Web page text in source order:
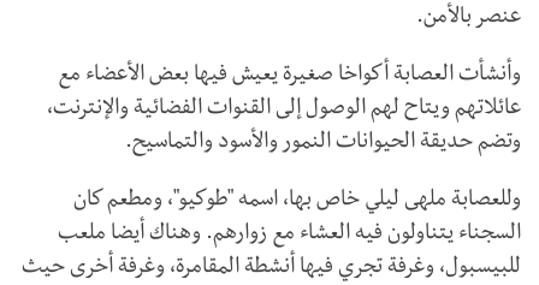
عنصر بالأمن.
وأنشأت العصابة أكواخا صغيرة يعيش فيها بعض الأعضاء مع
عائلاتهم ويتاح لهم الوصول إلى القنوات الفضائية والإنترنت،
وتضم حديقة الحيوانات النمور والأسود والتماسيح.
وللعصابة ملهى ليلي خاص بها، اسمه "طوكيو"، ومطعم كان
السجناء يتناولون فيه العشاء مع زوارهم. وهناك أيضا ملعب
للبيسبول، وغرفة تجري فيها أنشطة المقامرة، وغرفة أخرى حيث